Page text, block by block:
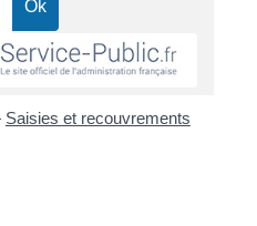
Saisies et recouvrements